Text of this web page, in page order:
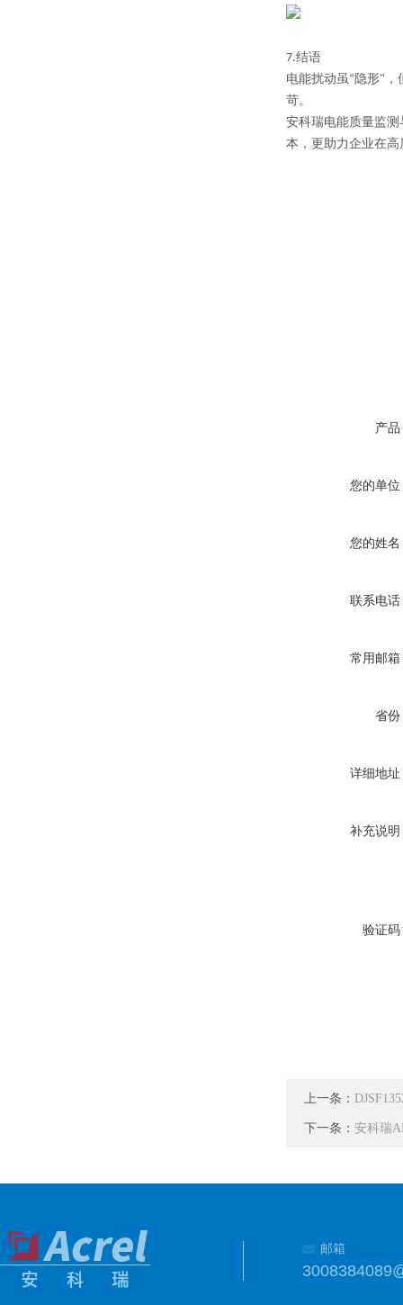
7.结语
电能扰动虽“隐形"
苛。
安科瑞电能质量监
本，更助力企业在
产品
您的单位
您的姓名
联系电话
常用邮箱
省份
详细地址
补充说明
验证码
上一条：
下一条： 安科瑞
邮箱